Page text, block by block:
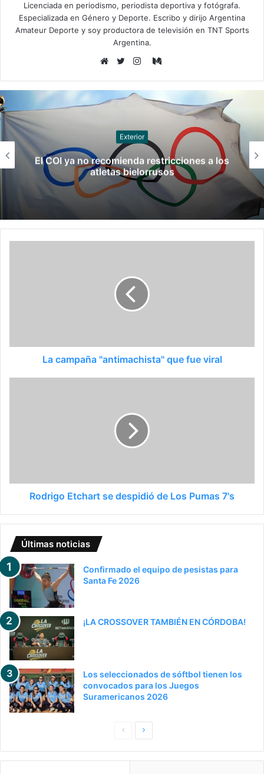
Licenciada en periodismo, periodista deportiva y fotógrafa.
Especializada en Género y Deporte. Escribo y dirijo Argentina
Amateur Deporte y soy productora de televisión en TNT Sports
Argentina.
web
Medium
Juegos
La Municipalidad presentó los Jadar Junior
Rosario 2027
La campaña "antimachista" que fue viral
Rodrigo Etchart se despidió de Los Pumas 7's
Últimas noticias
Confirmado el equipo de pesistas para
Santa Fe 2026
¡LA CROSSOVER TAMBIÉN EN CÓRDOBA!
Los seleccionados de sóftbol tienen los
convocados para los Juegos
Suramericanos 2026
PaginaSiguiente